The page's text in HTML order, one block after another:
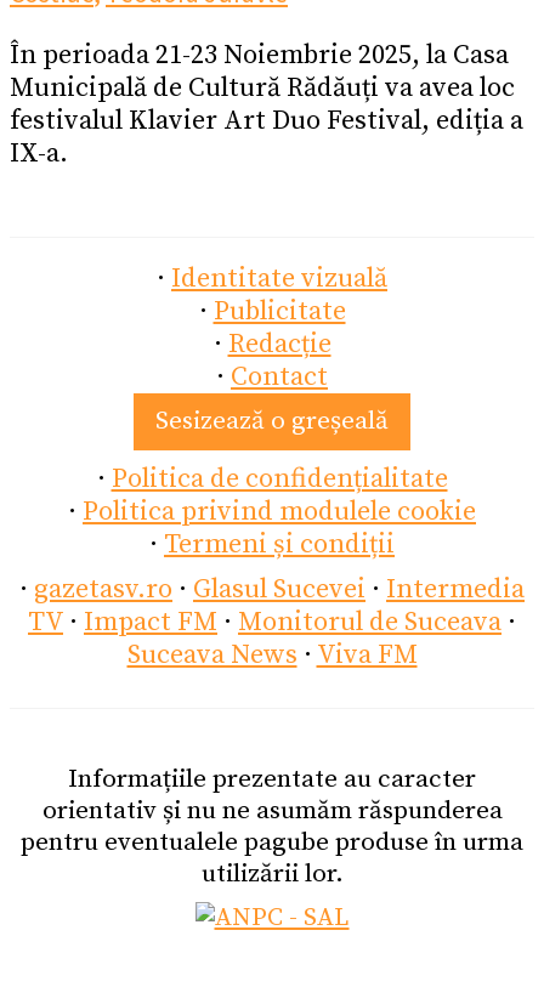
În perioada 21-23 Noiembrie 2025, la Casa
Municipală de Cultură Rădăuți va avea loc
festivalul Klavier Art Duo Festival, ediția a
IX-a.
· Identitate vizuală
· Publicitate
· Redacție
· Contact
Sesizează o greșeală
· Politica de confidențialitate
· Politica privind modulele cookie
· Termeni și condiții
· gazetasv.ro · Glasul Sucevei · Intermedia
TV · Impact FM · Monitorul de Suceava ·
Suceava News · Viva FM
Informațiile prezentate au caracter
orientativ și nu ne asumăm răspunderea
pentru eventualele pagube produse în urma
utilizării lor.